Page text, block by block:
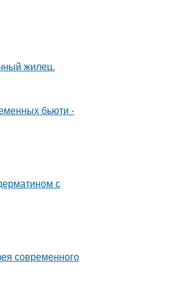
жилец.
бьюти -
с
современного